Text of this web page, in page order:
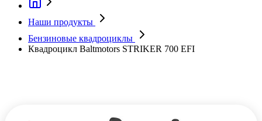
Наши продукты
Бензиновые квадроциклы
Квадроцикл Baltmotors STRIKER 700 EFI